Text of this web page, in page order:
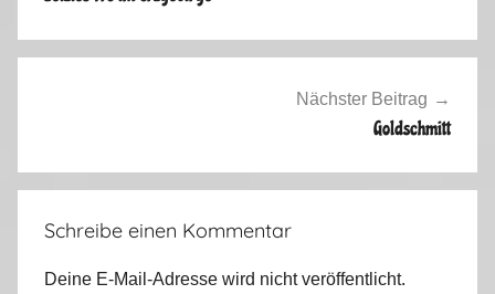
s
t
Nächster Beitrag
Goldschmitt
Schreibe einen Kommentar
Deine E-Mail-Adresse wird nicht veröffentlicht.